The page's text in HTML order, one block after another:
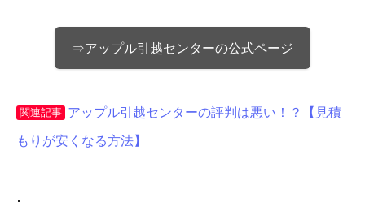
⇒アップル引越センターの公式ページ
関連記事 アップル引越センターの評判は悪い！？【見積
もりが安くなる方法】